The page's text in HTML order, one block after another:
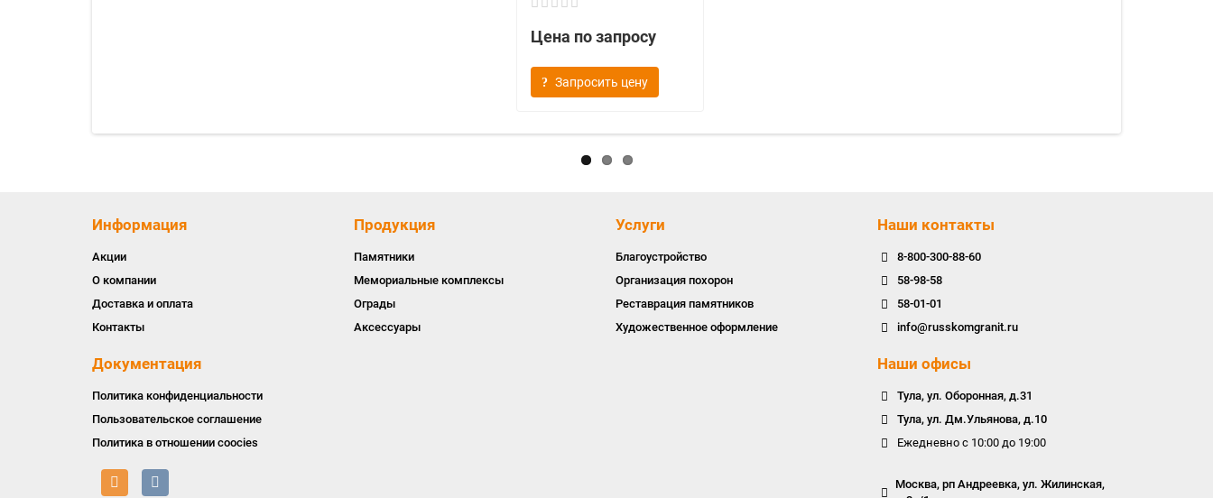
Цена по запросу
Запросить цену
Информация
Акции
О компании
Доставка и оплата
Контакты
Документация
Политика конфиденциальности
Пользовательское соглашение
Политика в отношении coocies
Продукция
Памятники
Мемориальные комплексы
Ограды
Аксессуары
Услуги
Благоустройство
Организация похорон
Реставрация памятников
Художественное оформление
Наши контакты
8-800-300-88-60
58-98-58
58-01-01
info@russkomgranit.ru
Наши офисы
Тула, ул. Оборонная, д.31
Тула, ул. Дм.Ульянова, д.10
Ежедневно с 10:00 до 19:00
Москва, рп Андреевка, ул. Жилинская,